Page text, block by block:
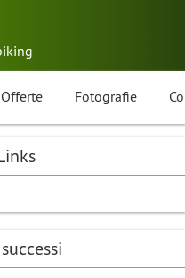
Offerte Fotografie